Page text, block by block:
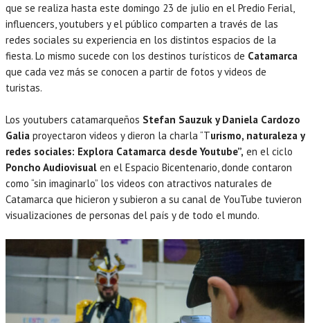
que se realiza hasta este domingo 23 de julio en el Predio Ferial,
influencers, youtubers y el público comparten a través de las
redes sociales su experiencia en los distintos espacios de la
fiesta. Lo mismo sucede con los destinos turísticos de Catamarca
que cada vez más se conocen a partir de fotos y videos de
turistas.
Los youtubers catamarqueños Stefan Sauzuk y Daniela Cardozo
Galia proyectaron videos y dieron la charla “Turismo, naturaleza y
redes sociales: Explora Catamarca desde Youtube”, en el ciclo
Poncho Audiovisual en el Espacio Bicentenario, donde contaron
como “sin imaginarlo” los videos con atractivos naturales de
Catamarca que hicieron y subieron a su canal de YouTube tuvieron
visualizaciones de personas del país y de todo el mundo.